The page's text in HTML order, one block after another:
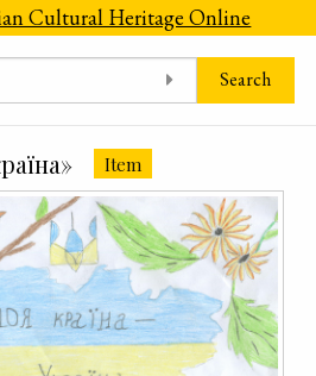
Cultural Heritage Online
Search
Item